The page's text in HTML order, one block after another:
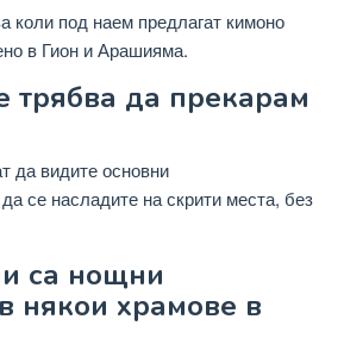
коли под наем предлагат кимоно
в Гион и Арашияма.
трябва да прекарам
да видите основни
се насладите на скрити места, без
са нощни
някои храмове в